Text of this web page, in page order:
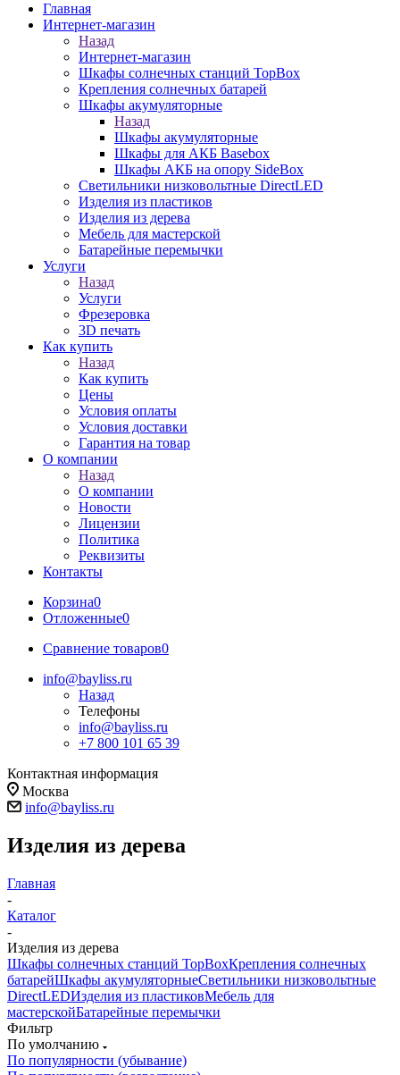
Главная
Интернет-магазин
Назад
Интернет-магазин
Шкафы солнечных станций TopBox
Крепления солнечных батарей
Шкафы акумуляторные
Назад
Шкафы акумуляторные
Шкафы для АКБ Basebox
Шкафы АКБ на опору SideBox
Светильники низковольтные DirectLED
Изделия из пластиков
Изделия из дерева
Мебель для мастерской
Батарейные перемычки
Услуги
Назад
Услуги
Фрезеровка
3D печать
Как купить
Назад
Как купить
Цены
Условия оплаты
Условия доставки
Гарантия на товар
О компании
Назад
О компании
Новости
Лицензии
Политика
Реквизиты
Контакты
Корзина0
Отложенные0
Сравнение товаров0
info@bayliss.ru
Назад
Телефоны
info@bayliss.ru
+7 800 101 65 39
Контактная информация
Москва
info@bayliss.ru
Изделия из дерева
Главная
-
Каталог
-
Изделия из дерева
Шкафы солнечных станций TopBoxКрепления солнечных
батарейШкафы акумуляторныеСветильники низковольтные
DirectLEDИзделия из пластиковМебель для
мастерскойБатарейные перемычки
Фильтр
По умолчанию
По популярности (убывание)